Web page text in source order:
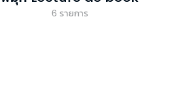
6 รายการ